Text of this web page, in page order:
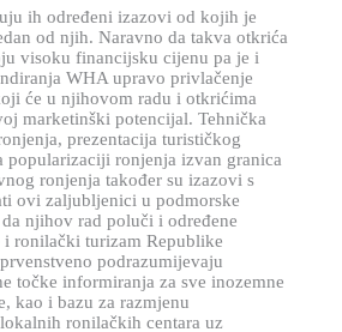
ih određeni izazovi od kojih je
od njih. Naravno da takva otkrića
visoku financijsku cijenu pa je i
WHA upravo privlačenje
će u njihovom radu i otkrićima
marketinški potencijal. Tehnička
prezentacija turističkog
popularizaciji ronjenja izvan granica
ronjenja također su izazovi s
ovi zaljubljenici u podmorske
njihov rad poluči i određene
i ronilački turizam Republike
podrazumijevaju
točke informiranja za sve inozemne
kao i bazu za razmjenu
ronilačkih centara uz